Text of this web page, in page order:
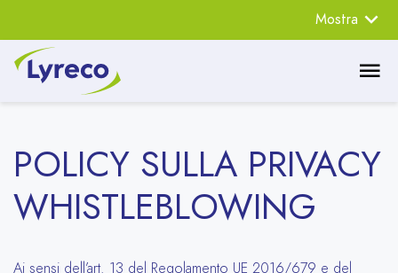
Mostra
POLICY SULLA PRIVACY
WHISTLEBLOWING
Ai sensi dell’art. 13 del Regolamento UE 2016/679 e del